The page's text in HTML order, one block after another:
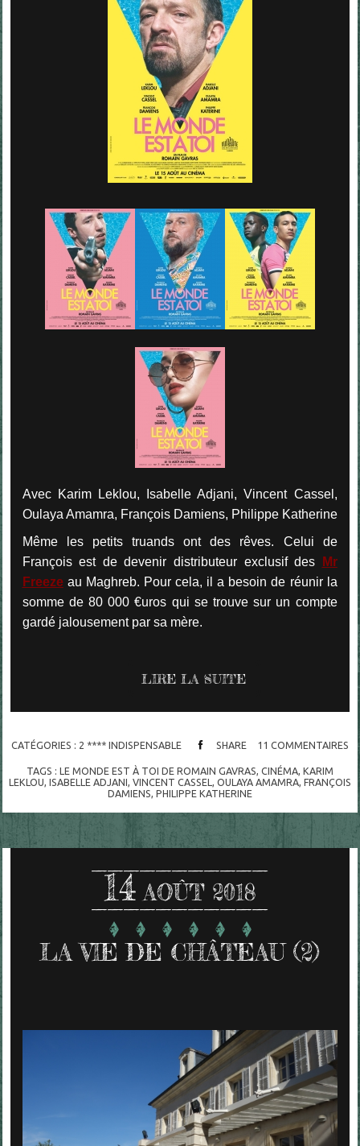
Avec Karim Leklou, Isabelle Adjani, Vincent Cassel,
Oulaya Amamra, François Damiens, Philippe Katherine
Même les petits truands ont des rêves. Celui de
François est de devenir distributeur exclusif des
Mr
Freezeau Maghreb. Pour cela, il a besoin de réunir la
somme de 80 000 €uros qui se trouve sur un compte
gardé jalousement par sa mère.
LIRE LA SUITE
CATÉGORIES : 2 **** INDISPENSABLE SHARE 11 COMMENTAIRES
TAGS : LE MONDE EST À TOI DE ROMAIN GAVRAS, CINÉMA, KARIM
LEKLOU, ISABELLE ADJANI, VINCENT CASSEL , OULAYA AMAMRA, FRANÇOIS
DAMIENS, PHILIPPE KATHERINE
14 AOÛT 2018
LA VIE DE CHÂTEAU (2)